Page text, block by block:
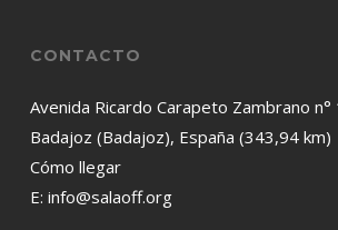
CONTACTO
Avenida Ricardo Carapeto Zambrano
Badajoz (Badajoz), España (343,94 km)
Cómo llegar
E: info@salaoff.org